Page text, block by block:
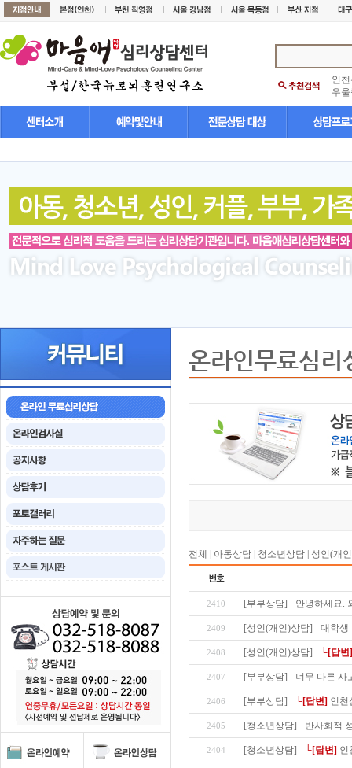
인
우
온라인무료심리
전체 아동상담 청소년상담 성인(개
2410 [부부상담] 안녕하세요.
2409 [성인(개인)상담] 대학생
2408 [성인(개인)상담] └[답변]
2407 [부부상담] 너무 다른 사
2406 [부부상담] └[답변] 인천
2405 [청소년상담] 반사회적
2404 [청소년상담] └[답변] 인